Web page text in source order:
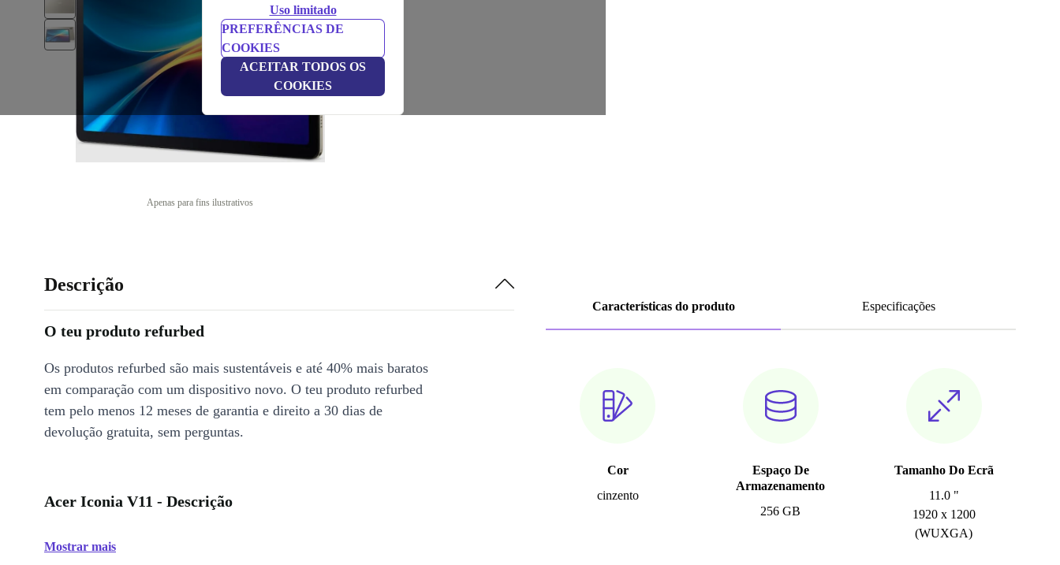
Uso limitado
PREFERÊNCIAS DE
COOKIES
ACEITAR TODOS OS
COOKIES
Apenas para fins ilustrativos
Características do produto Especificações
Cor
cinzento
Espaço De
Armazenamento
256 GB
Tamanho Do Ecrã
11.0 "
1920 x 1200
(WUXGA)
Descrição
O teu produto refurbed
Os produtos refurbed são mais sustentáveis e até 40% mais baratos
em comparação com um dispositivo novo. O teu produto refurbed
tem pelo menos 12 meses de garantia e direito a 30 dias de
devolução gratuita, sem perguntas.
Acer Iconia V11 - Descrição
Mostrar mais